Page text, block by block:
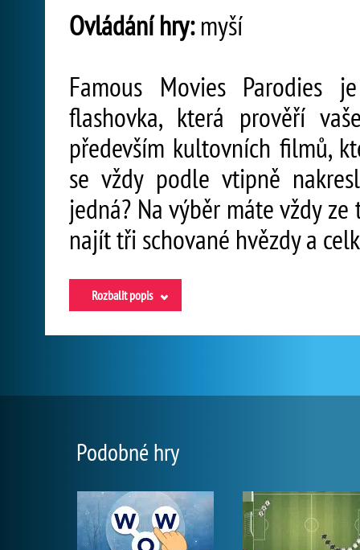
Ovládání hry:myší
Famous Movies Parodies
flashovka, která prověří
především kultovních filmů,
se vždy podle vtipně
jedná? Na výběr máte vždy
najít tři schované hvězdy a
Rozbalit popis
Podobné hry